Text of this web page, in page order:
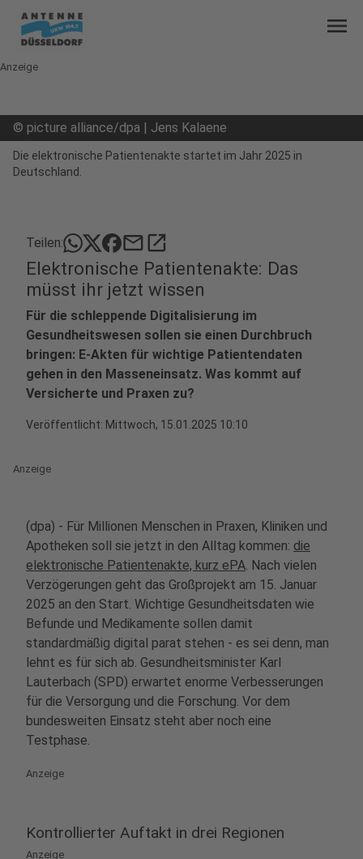
menu
Anzeige
© picture alliance/dpa | Jens Kalaene
Die elektronische Patientenakte startet im Jahr 2025 in
Deutschland.
Teilen: mailopen_in_new
Elektronische Patientenakte: Das
müsst ihr jetzt wissen
Für die schleppende Digitalisierung im
Gesundheitswesen sollen sie einen Durchbruch
bringen: E-Akten für wichtige Patientendaten
gehen in den Masseneinsatz. Was kommt auf
Versicherte und Praxen zu?
Veröffentlicht: Mittwoch, 15.01.2025 10:10
Anzeige
(dpa) - Für Millionen Menschen in Praxen, Kliniken und
Apotheken soll sie jetzt in den Alltag kommen: die
elektronische Patientenakte, kurz ePA. Nach vielen
Verzögerungen geht das Großprojekt am 15. Januar
2025 an den Start. Wichtige Gesundheitsdaten wie
Befunde und Medikamente sollen damit
standardmäßig digital parat stehen - es sei denn, man
lehnt es für sich ab. Gesundheitsminister Karl
Lauterbach (SPD) erwartet enorme Verbesserungen
für die Versorgung und die Forschung. Vor dem
bundesweiten Einsatz steht aber noch eine
Testphase.
Anzeige
Kontrollierter Auftakt in drei Regionen
Anzeige